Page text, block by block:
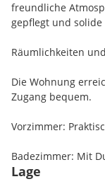
freundliche
gepflegt und
Räumlichkeiten
Die Wohnung
Zugang bequem.
Vorzimmer:
Badezimmer: Mit
Lage